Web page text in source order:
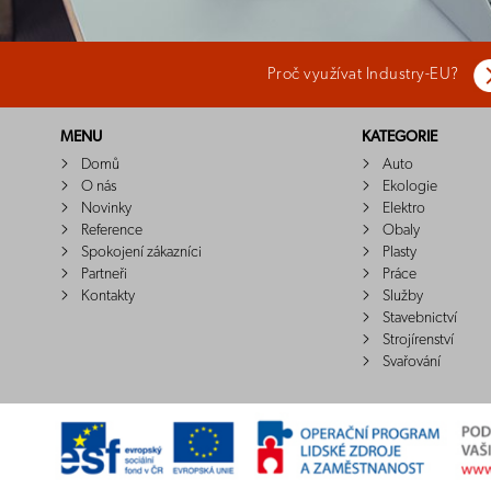
Proč využívat Industry-EU?
MENU
Domů
O nás
Novinky
Reference
Spokojení zákazníci
Partneři
Kontakty
KATEGORIE
Auto
Ekologie
Elektro
Obaly
Plasty
Práce
Služby
Stavebnictví
Strojírenství
Svařování